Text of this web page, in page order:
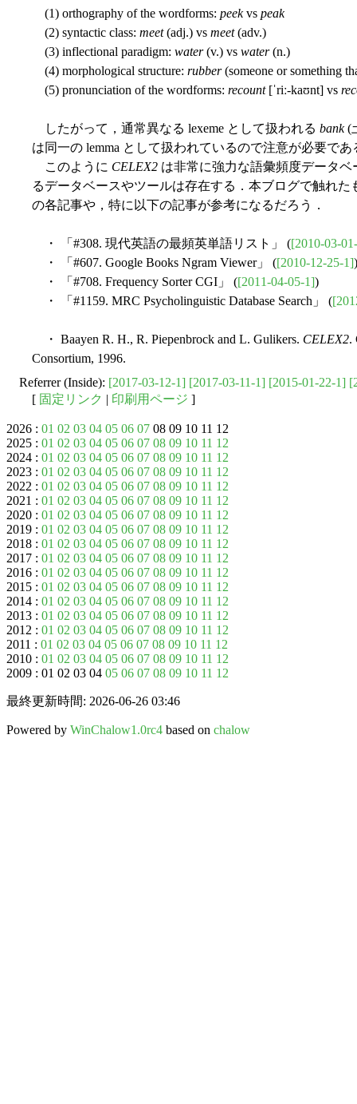
(1) orthography of the wordforms: peekvs peak
(2) syntactic class: meet(adj.) vs meet(adv.)
(3) inflectional paradigm: water(v.) vs water(n.)
(4) morphological structure: rubber(someone or something
(5) pronunciation of the wordforms: recount[ˈriː-kaʊnt] vs
したがって，通常異なる lexeme として扱われる bank(
は同一の lemma として扱われているので注意が必要であ
このように CELEX2 は非常に強力な語彙頻度データ
るデータベースやツールは存在する．本ブログで触れた
の各記事や，特に以下の記事が参考になるだろう．
・ 「#308. 現代英語の最頻英単語リスト」 ([2010-03-
・ 「#607. Google Books Ngram Viewer」 ([2010-12-25-1])
・ 「#708. Frequency Sorter CGI」 ([2011-04-05-1])
・ 「#1159. MRC Psycholinguistic Database Search」 (
・ Baayen R. H., R. Piepenbrock and L. Gulikers. CELEX2.
Consortium, 1996.
Referrer (Inside): [2017-03-12-1] [2017-03-11-1] [2015-01-22-1]
[ 固定リンク | 印刷用ページ ]
2026 : 01 02 03 04 05 06 07 08 09 10 11 12
2025 : 01 02 03 04 05 06 07 08 09 10 11 12
2024 : 01 02 03 04 05 06 07 08 09 10 11 12
2023 : 01 02 03 04 05 06 07 08 09 10 11 12
2022 : 01 02 03 04 05 06 07 08 09 10 11 12
2021 : 01 02 03 04 05 06 07 08 09 10 11 12
2020 : 01 02 03 04 05 06 07 08 09 10 11 12
2019 : 01 02 03 04 05 06 07 08 09 10 11 12
2018 : 01 02 03 04 05 06 07 08 09 10 11 12
2017 : 01 02 03 04 05 06 07 08 09 10 11 12
2016 : 01 02 03 04 05 06 07 08 09 10 11 12
2015 : 01 02 03 04 05 06 07 08 09 10 11 12
2014 : 01 02 03 04 05 06 07 08 09 10 11 12
2013 : 01 02 03 04 05 06 07 08 09 10 11 12
2012 : 01 02 03 04 05 06 07 08 09 10 11 12
2011 : 01 02 03 04 05 06 07 08 09 10 11 12
2010 : 01 02 03 04 05 06 07 08 09 10 11 12
2009 : 01 02 03 04 05 06 07 08 09 10 11 12
最終更新時間: 2026-06-26 03:46
Powered by WinChalow1.0rc4 based on chalow